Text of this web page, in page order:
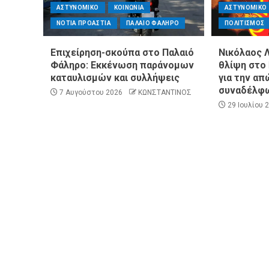
ΑΣΤΥΝΟΜΙΚΟ ΚΟΙΝΩΝΙΑ
ΝΟΤΙΑ ΠΡΟΑΣΤΙΑ ΠΑΛΑΙΟ ΦΑΛΗΡΟ
Επιχείρηση-σκούπα στο Παλαιό
Φάληρο: Εκκένωση παράνομων
καταυλισμών και συλλήψεις
7 Αυγούστου 2026 ΚΩΝΣΤΑΝΤΙΝΟΣ
ΑΣΤΥΝΟΜΙΚΟ
ΠΟΛΙΤΙΣΜΟΣ
Νικόλαος
θλίψη
για την
29 Ιουλίου
στη Βουλή;
Μητσοτάκης σε υπουργούς:
ανασχηματισμό, πιάστε
αυστηρές εντολές